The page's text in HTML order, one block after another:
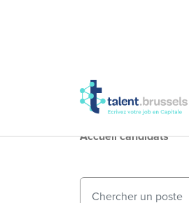
Accueil candidats